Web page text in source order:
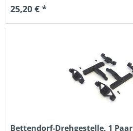
25,20 € *
Bettendorf-Drehgestelle, 1 Paar